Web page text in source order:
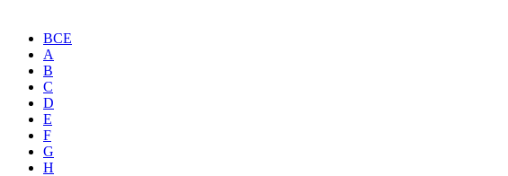
ВСЕ
A
B
C
D
E
F
G
H